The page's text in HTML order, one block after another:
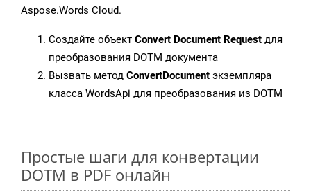
Aspose.Words Cloud.
Создайте объект Convert Document Request для
преобразования DOTM документа
Вызвать метод ConvertDocument экземпляра
класса WordsApi для преобразования из DOTM
Простые шаги для конвертации
DOTM в PDF онлайн